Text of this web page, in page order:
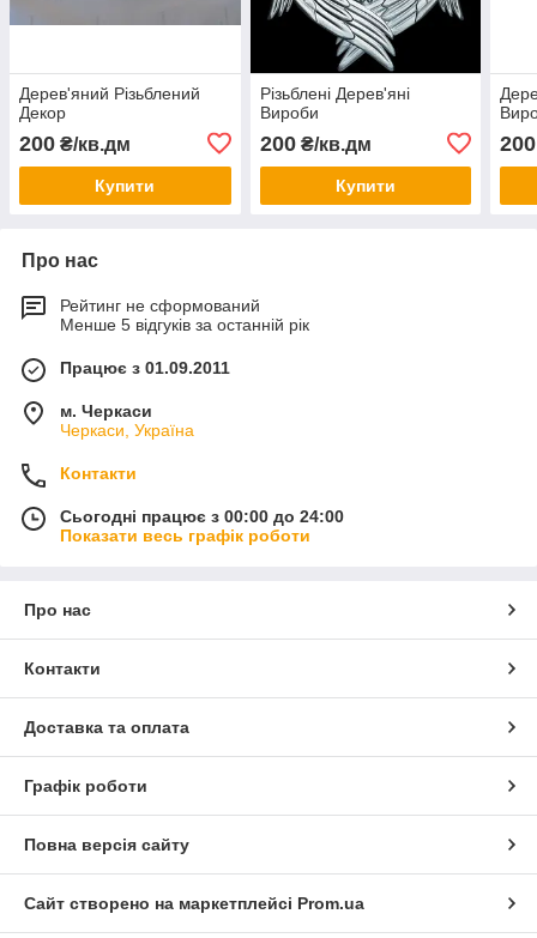
Дерев'яний Різьблений
Декор
200 ₴/кв.дм
Купити
Різьблені Дерев'яні
Вироби
200₴/кв.дм
Купити
200
Про нас
Рейтинг не сформований
Менше 5 відгуків за останній рік
Працює з 01.09.2011
м. Черкаси
Черкаси, Україна
Контакти
Сьогодні працює з 00:00 до 24:00
Показати весь графік роботи
Про нас
Контакти
Доставка та оплата
Графік роботи
Повна версія сайту
Сайт створено на маркетплейсі Prom.ua